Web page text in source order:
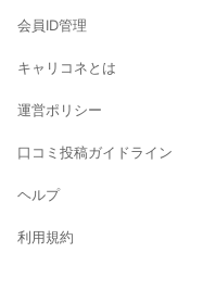
会員ID管理
キャリコネとは
運営ポリシー
口コミ投稿ガイドライン
ヘルプ
利用規約